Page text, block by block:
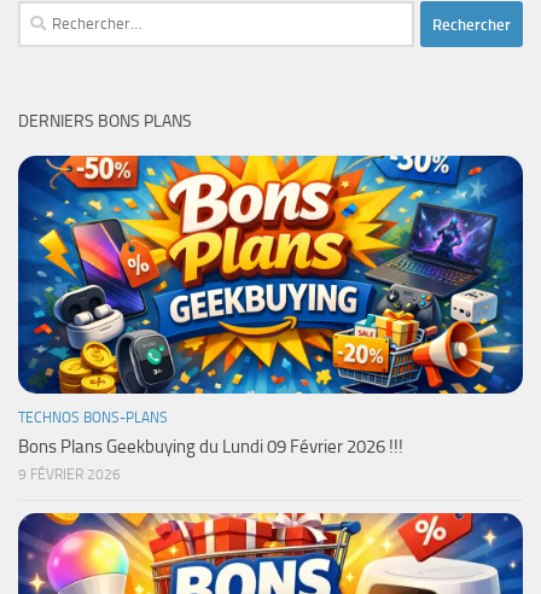
Rechercher :
DERNIERS BONS PLANS
TECHNOS BONS-PLANS
Bons Plans Geekbuying du Lundi 09 Février 2026 !!!
9 FÉVRIER 2026